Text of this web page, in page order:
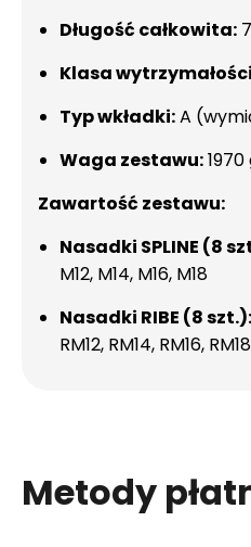
Długość całkowita:
Klasa
Typ wkładki:A
Waga zestawu:1970
Zawartość zestawu:
Nasadki SPLINE (8
M12, M14, M16, M18
Nasadki RIBE (8 szt.):
RM12, RM14, RM16, RM18
Metody